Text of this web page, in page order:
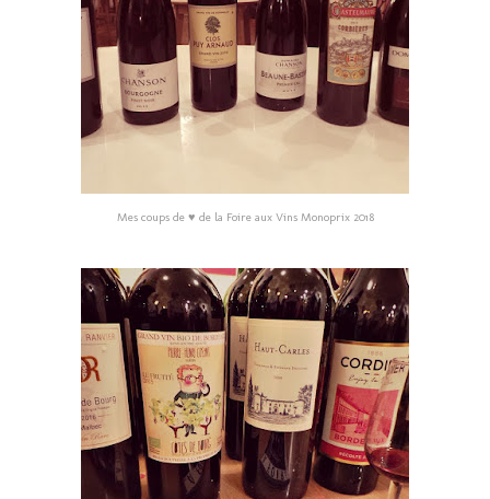
Mes coups de ♥ de la Foire aux Vins Monoprix 2018